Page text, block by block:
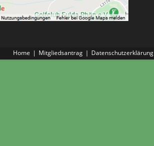
Home Mitgliedsantrag Datenschutzerklärung